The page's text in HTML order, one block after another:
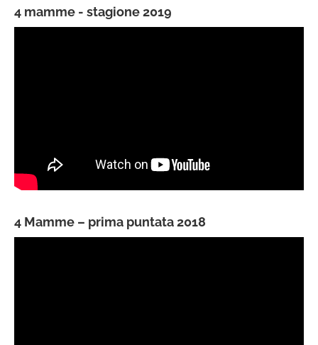
4 mamme - stagione 2019
4 Mamme – prima puntata 2018